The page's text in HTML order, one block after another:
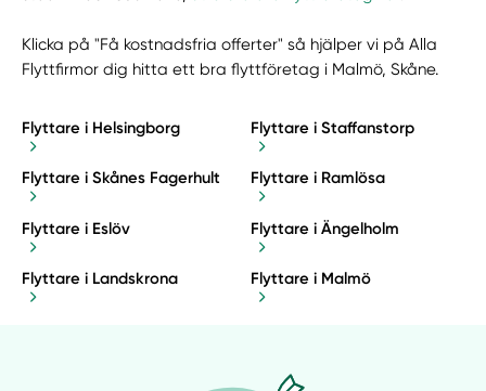
Klicka på "Få kostnadsfria offerter" så hjälper vi på Alla
Flyttfirmor dig hitta ett bra flyttföretag i Malmö, Skåne.
Flyttare i Helsingborg Flyttare i Staffanstorp
Flyttare i Skånes Fagerhult Flyttare i Ramlösa
Flyttare i Eslöv Flyttare i Ängelholm
Flyttare i Landskrona Flyttare i Malmö